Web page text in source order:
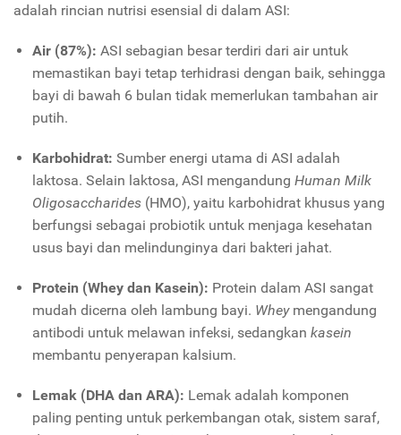
adalah rincian nutrisi esensial di dalam ASI:
Air (87%): ASI sebagian besar terdiri dari air untuk
memastikan bayi tetap terhidrasi dengan baik, sehingga
bayi di bawah 6 bulan tidak memerlukan tambahan air
putih.
Karbohidrat: Sumber energi utama di ASI adalah
laktosa. Selain laktosa, ASI mengandung Human Milk
Oligosaccharides(HMO), yaitu karbohidrat khusus yang
berfungsi sebagai probiotik untuk menjaga kesehatan
usus bayi dan melindunginya dari bakteri jahat.
Protein (Whey dan Kasein): Protein dalam ASI sangat
mudah dicerna oleh lambung bayi. Wheymengandung
antibodi untuk melawan infeksi, sedangkan kasein
membantu penyerapan kalsium.
Lemak (DHA dan ARA): Lemak adalah komponen
paling penting untuk perkembangan otak, sistem saraf,